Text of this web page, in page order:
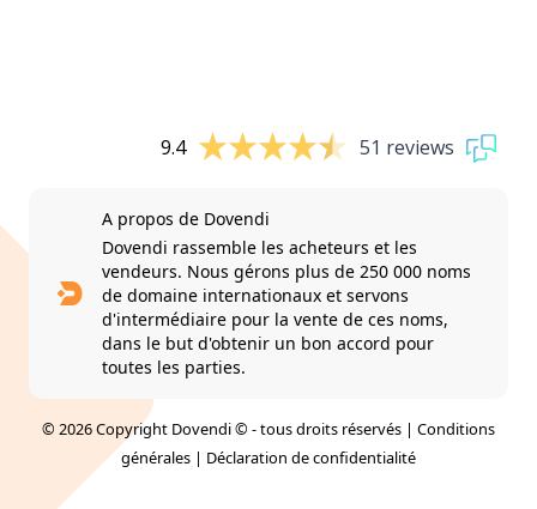
9.4 51 reviews
A propos de Dovendi
Dovendi rassemble les acheteurs et les
vendeurs. Nous gérons plus de 250 000 noms
de domaine internationaux et servons
d'intermédiaire pour la vente de ces noms,
dans le but d'obtenir un bon accord pour
toutes les parties.
© 2026 Copyright Dovendi © - tous droits réservés | Conditions
générales | Déclaration de confidentialité